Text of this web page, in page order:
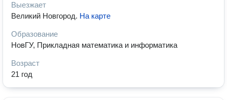
Выезжает
Великий Новгород. На карте
Образование
НовГУ, Прикладная математика и информатика
Возраст
21 год